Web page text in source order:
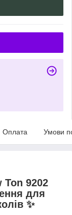
Оплата Умови
Ton 9202
для
✨